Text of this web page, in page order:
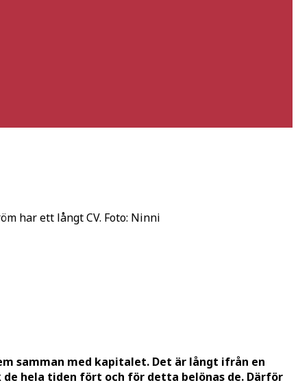
har ett långt CV. Foto: Ninni
samman med kapitalet. Det är långt ifrån en
hela tiden fört och för detta belönas de. Därför